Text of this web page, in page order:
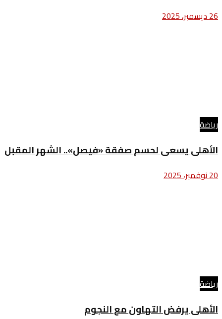
26 ديسمبر، 2025
رياضة
الأهلى يسعى لحسم صفقة «فيصل».. الشهر المقبل
20 نوفمبر، 2025
رياضة
الأهلى يرفض التهاون مع النجوم